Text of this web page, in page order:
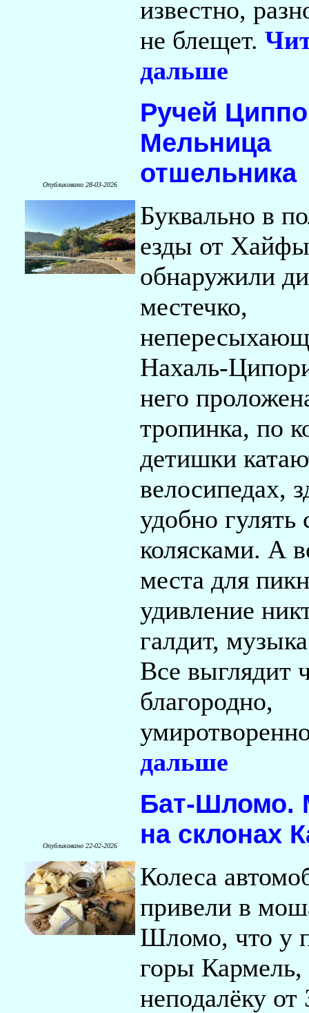
известно,
не блещет.
дальше
Опубликовано 28-03-2026
Ручей
Мельница
отшельника
Буквально в
езды от Хайфы
обнаружили
местечко,
Нахаль-
него
тропинка, по
детишки
велосипедах,
удобно гулять
колясками. А
места для
удивление
галдит,
Все выглядит
благородно,
дальше
Опубликовано 22-02-2026
Бат-Шломо.
на склонах
Колеса
привели в
Шломо, что у
горы Кармель,
неподалёку от